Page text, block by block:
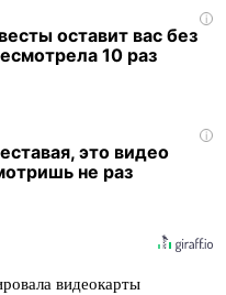
i
оставит вас без
10 раз
i
это видео
не раз
видеокарты